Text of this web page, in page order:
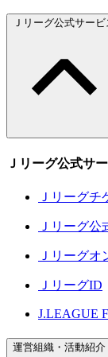
Ｊリーグ公式サービ
Ｊリーグ公式サ
Ｊリーグチ
Ｊリーグ公
Ｊリーグ
ＪリーグID
J.LEAGUE
運営組織・活動紹介